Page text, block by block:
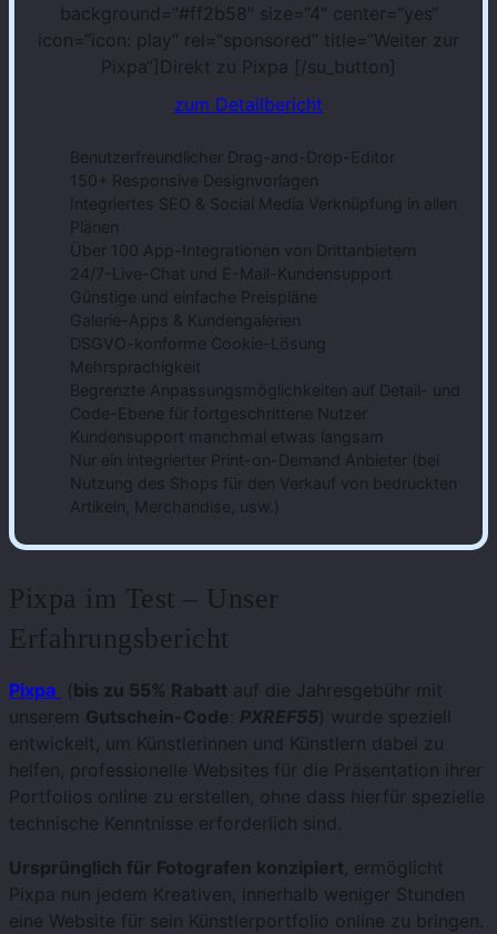
background=“#ff2b58″ size=“4″ center=“yes“
icon=“icon: play“ rel=“sponsored“ title=“Weiter zur
Pixpa“]Direkt zu Pixpa [/su_button]
zum Detailbericht
Benutzerfreundlicher Drag-and-Drop-Editor
150+ Responsive Designvorlagen
Integriertes SEO & Social Media Verknüpfung in allen
Plänen
Über 100 App-Integrationen von Drittanbietern
24/7-Live-Chat und E-Mail-Kundensupport
Günstige und einfache Preispläne
Galerie-Apps & Kundengalerien
DSGVO-konforme Cookie-Lösung
Mehrsprachigkeit
Begrenzte Anpassungsmöglichkeiten auf Detail- und
Code-Ebene für fortgeschrittene Nutzer
Kundensupport manchmal etwas langsam
Nur ein integrierter Print-on-Demand Anbieter (bei
Nutzung des Shops für den Verkauf von bedruckten
Artikeln, Merchandise, usw.)
Pixpa im Test – Unser
Erfahrungsbericht
Pixpa (bis zu 55% Rabatt auf die Jahresgebühr mit
unserem Gutschein-Code: PXREF55) wurde speziell
entwickelt, um Künstlerinnen und Künstlern dabei zu
helfen, professionelle Websites für die Präsentation ihrer
Portfolios online zu erstellen, ohne dass hierfür spezielle
technische Kenntnisse erforderlich sind.
Ursprünglich für Fotografen konzipiert, ermöglicht
Pixpa nun jedem Kreativen, innerhalb weniger Stunden
eine Website für sein Künstlerportfolio online zu bringen.